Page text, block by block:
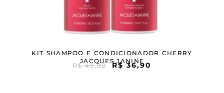
KIT SHAMPOO E CONDICIONADOR CHERRY
JACQUES JANINE
R$49,90 R$36,90